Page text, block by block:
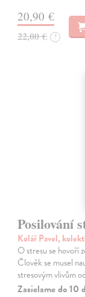
20,90 €
22,00 € ?
Posilování
Kolář Pavel,
O stresu se hovoří
Člověk se musel
stresovým vlivům
Zasielame do 10